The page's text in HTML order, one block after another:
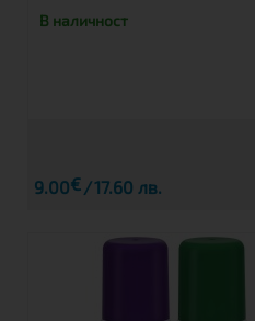
В наличност
9.00€ 17.60 лв.